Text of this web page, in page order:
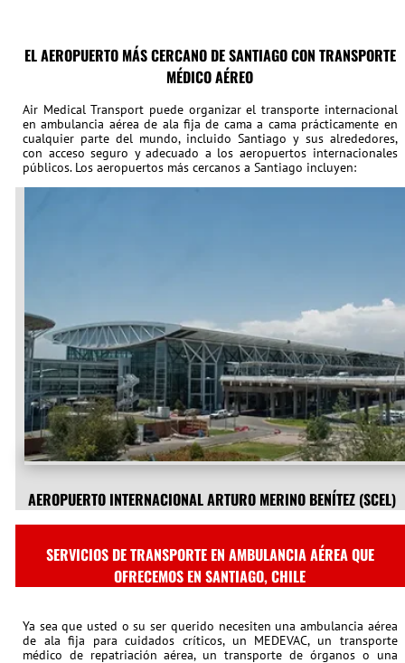
EL AEROPUERTO MÁS CERCANO DE SANTIAGO CON TRANSPORTE
MÉDICO AÉREO
Air Medical Transport puede organizar el transporte internacional
en ambulancia aérea de ala fija de cama a cama prácticamente en
cualquier parte del mundo, incluido Santiago y sus alrededores,
con acceso seguro y adecuado a los aeropuertos internacionales
públicos. Los aeropuertos más cercanos a Santiago incluyen:
AEROPUERTO INTERNACIONAL ARTURO MERINO BENÍTEZ (SCEL)
SERVICIOS DE TRANSPORTE EN AMBULANCIA AÉREA QUE
OFRECEMOS EN SANTIAGO, CHILE
Ya sea que usted o su ser querido necesiten una ambulancia aérea
de ala fija para cuidados críticos, un MEDEVAC, un transporte
médico de repatriación aérea, un transporte de órganos o una